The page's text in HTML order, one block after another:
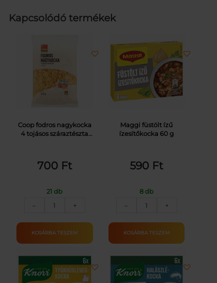
Kapcsolódó termékek
Coop fodros nagykocka
4 tojásos száraztészta
700 Ft
21 db
–
COOP
F.NAGYKOCKA
500G
+
KOSÁRBA TESZEM
Maggi füstölt ízű
ízesítőkocka 60 g
590 Ft
8 db
–
MAGGI
KOCKA
60G
+
KOSÁRBA TESZEM